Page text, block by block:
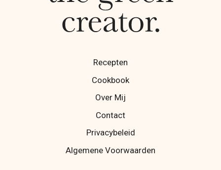
Recepten
Cookbook
Over Mij
Contact
Privacybeleid
Algemene Voorwaarden